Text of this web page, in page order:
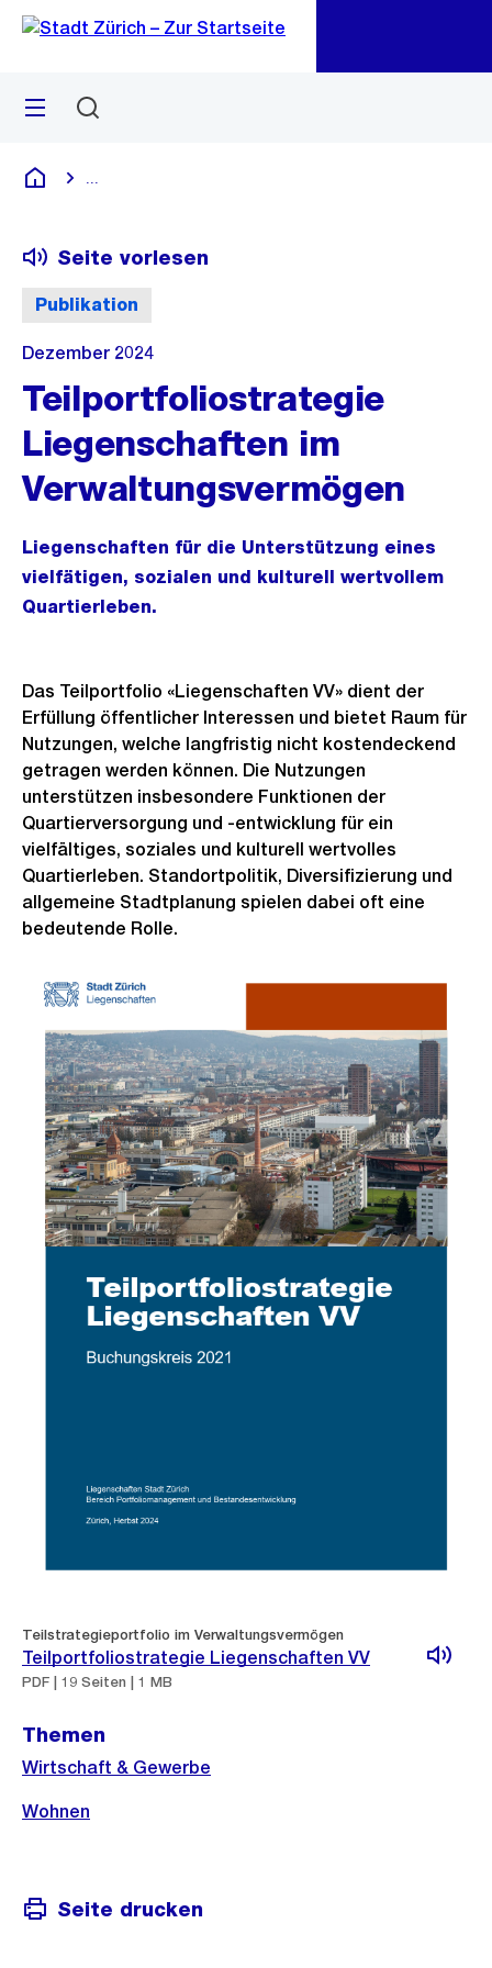
Navigation
Sprunglink
Menü
Deutsch
Publikation
Seite vorlesen
Dezember 2024
Teilportfoliostrategie
Liegenschaften im
Verwaltungsvermögen
Liegenschaften für die Unterstützung eines
vielfätigen, sozialen und kulturell wertvollem
Quartierleben.
Das Teilportfolio «Liegenschaften VV» dient der
Erfüllung öffentlicher Interessen und bietet Raum für
Nutzungen, welche langfristig nicht kostendeckend
getragen werden können. Die Nutzungen
unterstützen insbesondere Funktionen der
Quartierversorgung und -entwicklung für ein
vielfältiges, soziales und kulturell wertvolles
Quartierleben. Standortpolitik, Diversifizierung und
allgemeine Stadtplanung spielen dabei oft eine
bedeutende Rolle.
Teilstrategieportfolio im Verwaltungsvermögen
Teilportfoliostrategie Liegenschaften VV
PDF | 19 Seiten | 1 MB
Themen
Wirtschaft & Gewerbe
Wohnen
Seite drucken